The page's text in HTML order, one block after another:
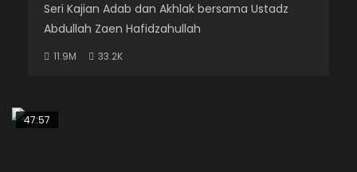
Seri Kajian Adab dan Akhlak bersama Ustadz
Abdullah Zaen Hafidzahullah
11.9M 33.2K
47:57